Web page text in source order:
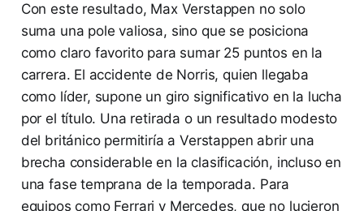
Con este resultado, Max Verstappen no solo
suma una pole valiosa, sino que se posiciona
como claro favorito para sumar 25 puntos en la
carrera. El accidente de Norris, quien llegaba
como líder, supone un giro significativo en la lucha
por el título. Una retirada o un resultado modesto
del británico permitiría a Verstappen abrir una
brecha considerable en la clasificación, incluso en
una fase temprana de la temporada. Para
equipos como Ferrari y Mercedes, que no lucieron